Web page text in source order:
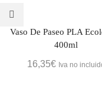
Vaso De Paseo PLA
400ml
16,35€ Iva no